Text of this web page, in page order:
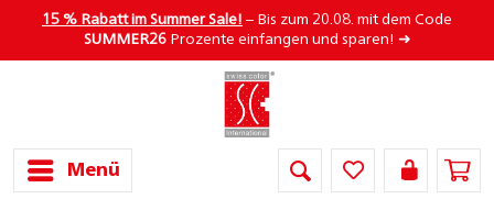
15 % Rabatt im Summer Sale! – Bis zum 20.08. mit dem Code
SUMMER26Prozente einfangen und sparen! ➜
Menü